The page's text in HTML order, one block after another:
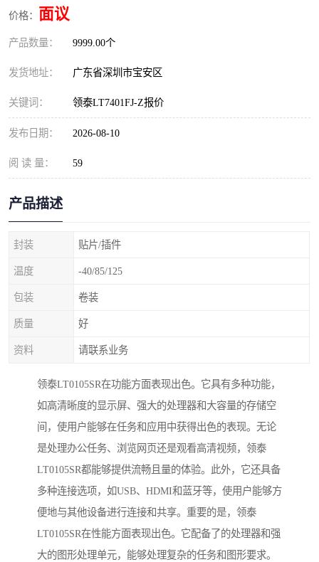
价格： 面议
产品数量： 9999.00个
发货地址： 广东省深圳市宝安区
关键词： 领泰LT7401FJ-Z报价
发布日期： 2026-08-10
阅 读 量： 59
产品描述
封装 贴片/插件
温度 -40/85/125
包装 卷装
质量 好
资料 请联系业务
领泰LT0105SR在功能方面表现出色。它具有多种功能，
如高清晰度的显示屏、强大的处理器和大容量的存储空
间，使用户能够在任务和应用中获得出色的表现。无论
是处理办公任务、浏览网页还是观看高清视频，领泰
LT0105SR都能够提供流畅且量的体验。此外，它还具备
多种连接选项，如USB、HDMI和蓝牙等，使用户能够方
便地与其他设备进行连接和共享。重要的是，领泰
LT0105SR在性能方面表现出色。它配备了的处理器和强
大的图形处理单元，能够处理复杂的任务和图形要求。